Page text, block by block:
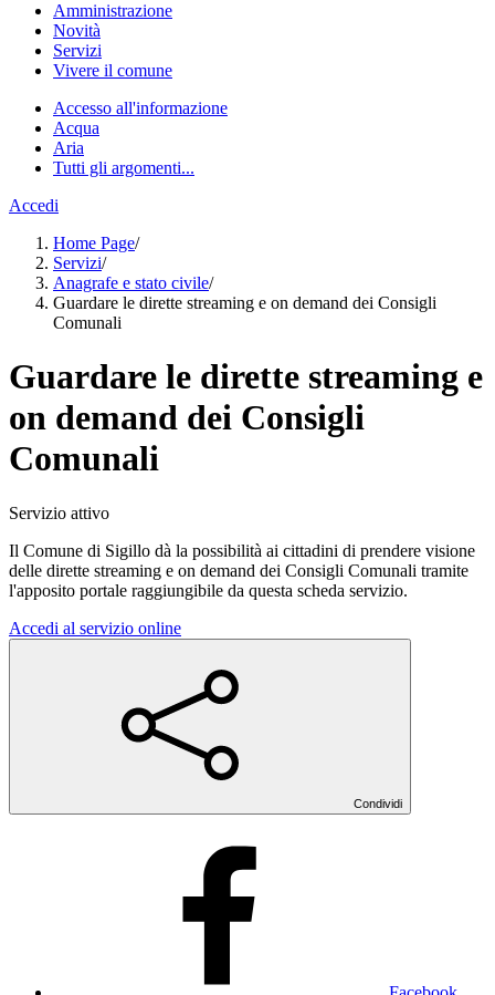
Amministrazione
Novità
Servizi
Vivere il comune
Accesso all'informazione
Acqua
Aria
Tutti gli argomenti...
Accedi
Home Page/
Servizi/
Anagrafe e stato civile/
Guardare le dirette streaming e on demand dei Consigli
Comunali
Guardare le dirette streaming e
on demand dei Consigli
Comunali
Servizio attivo
Il Comune di Sigillo dà la possibilità ai cittadini di prendere visione
delle dirette streaming e on demand dei Consigli Comunali tramite
l'apposito portale raggiungibile da questa scheda servizio.
Accedi al servizio online
Condividi